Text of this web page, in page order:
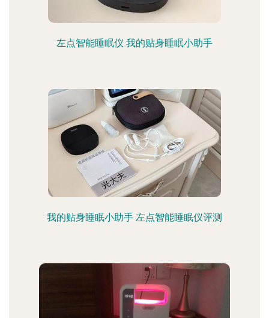
左点智能睡眠仪 我的贴身睡眠小助手
我的贴身睡眠小助手 左点智能睡眠仪评测